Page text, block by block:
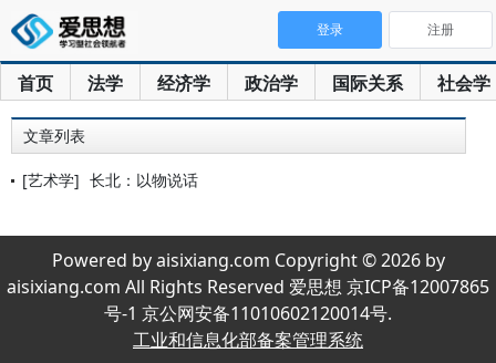
首页 法学 经济学 政治学 国际关系 社会学
登录 注册
文章列表
[艺术学] 长北：以物说话
Powered by aisixiang.com Copyright © 2026 by
aisixiang.com All Rights Reserved 爱思想 京ICP备12007865
号-1 京公网安备11010602120014号.
工业和信息化部备案管理系统